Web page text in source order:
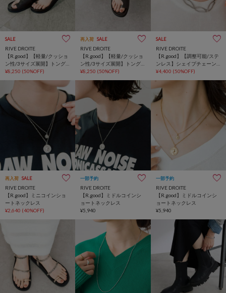
SALE
RIVE DROITE
【R.good】【軽量/クッショ
ン性/3サイズ展開】トング
サンダル
¥8,250 (50%OFF)
再入荷 SALE
RIVE DROITE
【R.good】【軽量/クッショ
ン性/3サイズ展開】トング
サンダル
¥8,250 (50%OFF)
SALE
RIVE DROITE
【R.good】【調整可能/ステ
ンレス】シェイプチェーン
ネックレス
¥4,400 (50%OFF)
再入荷 SALE
RIVE DROITE
【R.good】ミニコインショ
ートネックレス
¥2,640 (40%OFF)
一部予約
RIVE DROITE
【R.good】ミドルコインシ
ョートネックレス
¥5,940
一部予約
RIVE DROITE
【R.good】ミドルコインシ
ョートネックレス
¥5,940